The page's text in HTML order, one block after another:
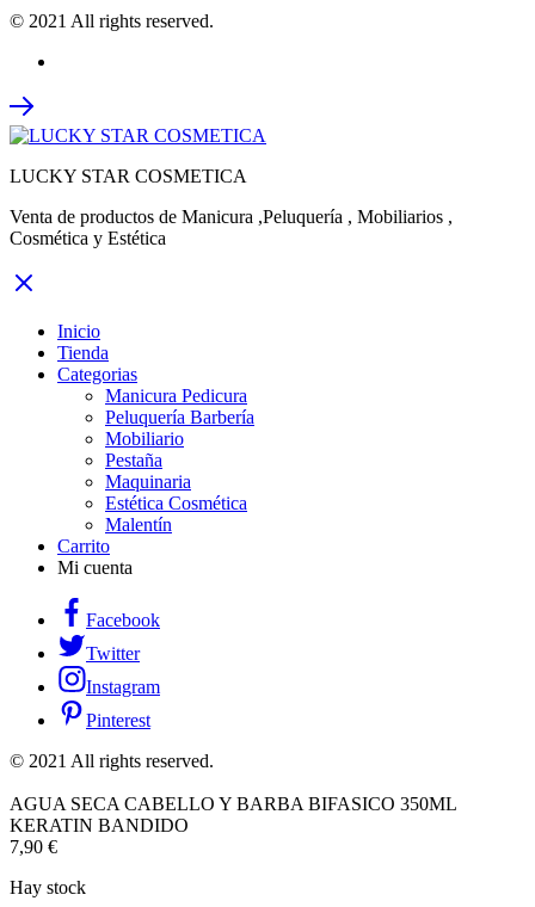
© 2021 All rights reserved.
LUCKY STAR COSMETICA
Venta de productos de Manicura ,Peluquería , Mobiliarios ,
Cosmética y Estética
Inicio
Tienda
Categorias
Manicura Pedicura
Peluquería Barbería
Mobiliario
Pestaña
Maquinaria
Estética Cosmética
Malentín
Carrito
Mi cuenta
Facebook
Twitter
Instagram
Pinterest
© 2021 All rights reserved.
AGUA SECA CABELLO Y BARBA BIFASICO 350ML
KERATIN BANDIDO
7,90 €
Hay stock